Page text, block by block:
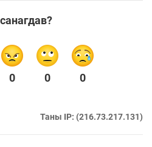
0 0 0
Таны IP: (216.73.217.131)